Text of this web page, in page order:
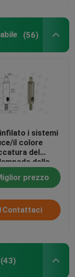
soffitto
(56)
i sistemi
il colore
del
della
prezzo
Contattaci
(43)